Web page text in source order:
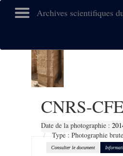
Archives scientifiques
CNRS-
Date de la photographie :
Type : Photographie brute
Consulter le document